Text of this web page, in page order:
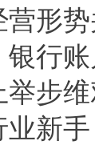
形
行
步
新